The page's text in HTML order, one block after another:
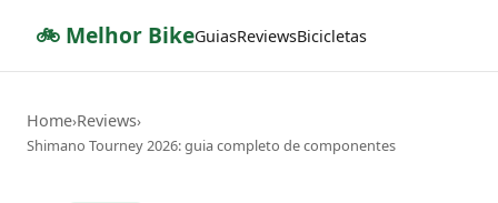
🚲 Melhor BikeGuiasReviewsBicicletas
Home›Reviews›
Shimano Tourney 2026: guia completo de componentes